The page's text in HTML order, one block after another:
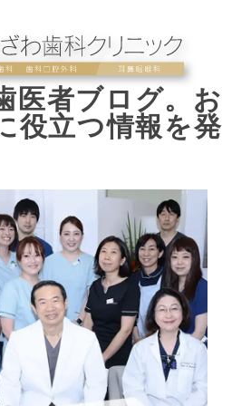
医者ブログ。お
役立つ情報を発